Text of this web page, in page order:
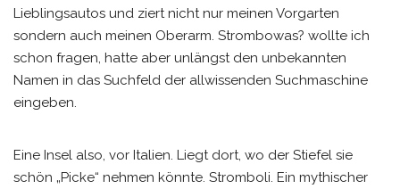
Lieblingsautos und ziert nicht nur meinen Vorgarten
sondern auch meinen Oberarm. Strombowas? wollte ich
schon fragen, hatte aber unlängst den unbekannten
Namen in das Suchfeld der allwissenden Suchmaschine
eingeben.
Eine Insel also, vor Italien. Liegt dort, wo der Stiefel sie
schön „Picke“ nehmen könnte. Stromboli. Ein mythischer